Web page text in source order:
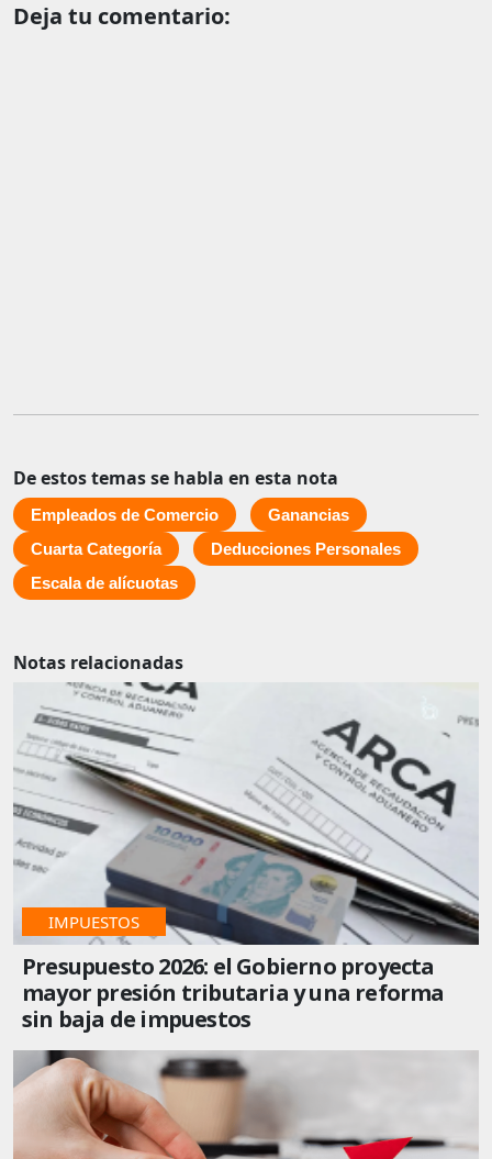
Deja tu comentario:
De estos temas se habla en esta nota
Empleados de Comercio
Ganancias
Cuarta Categoría
Deducciones Personales
Escala de alícuotas
Notas relacionadas
IMPUESTOS
Presupuesto 2026: el Gobierno proyecta
mayor presión tributaria y una reforma
sin baja de impuestos